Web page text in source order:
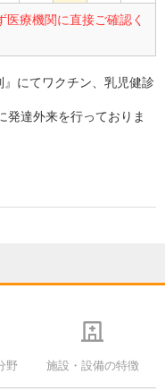
療機関に直接ご確認く
にてワクチン、乳児健診
発達外来を行っておりま
野 施設・設備の特徴